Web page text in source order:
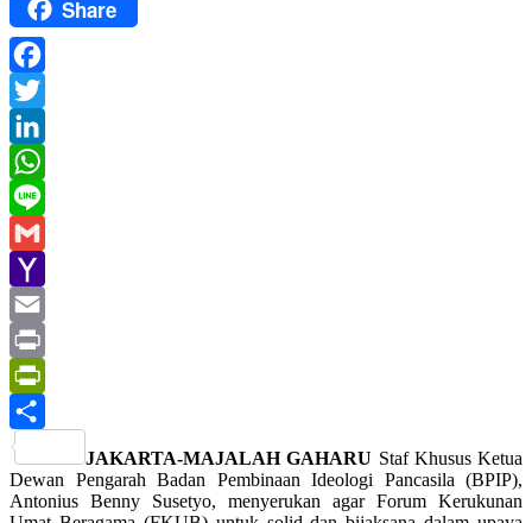
Share
Facebook
Twitter
LinkedIn
WhatsApp
Line
Gmail
Yahoo
Mail
Email
Print
PrintFriendly
JAKARTA-MAJALAH GAHARU Staf Khusus Ketua
Dewan Pengarah Badan Pembinaan Ideologi Pancasila (BPIP),
Antonius Benny Susetyo, menyerukan agar Forum Kerukunan